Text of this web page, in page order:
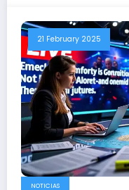
21 February 2025
NOTICIAS